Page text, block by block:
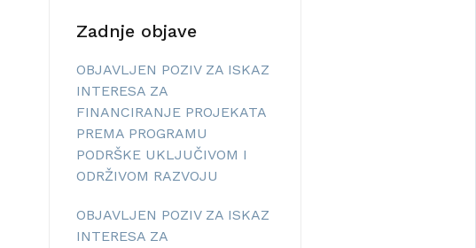
Zadnje objave
OBJAVLJEN POZIV ZA ISKAZ
INTERESA ZA
FINANCIRANJE PROJEKATA
PREMA PROGRAMU
PODRŠKE UKLJUČIVOM I
ODRŽIVOM RAZVOJU
OBJAVLJEN POZIV ZA ISKAZ
INTERESA ZA